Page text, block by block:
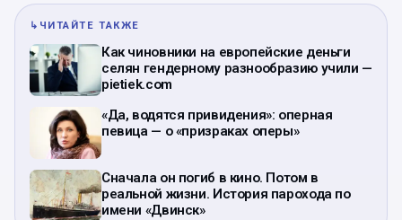
↳ ЧИТАЙТЕ ТАКЖЕ
Как чиновники на европейские деньги
селян гендерному разнообразию учили —
pietiek.com
«Да, водятся привидения»: оперная
певица — о «призраках оперы»
Сначала он погиб в кино. Потом в
реальной жизни. История парохода по
имени «Двинск»